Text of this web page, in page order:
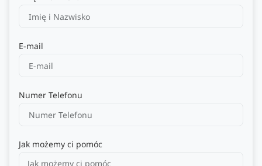
E-mail
Numer Telefonu
Jak możemy ci pomóc